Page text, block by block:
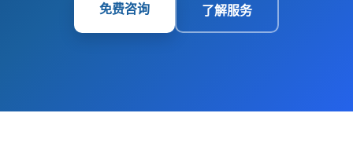
免费咨询 了解服务